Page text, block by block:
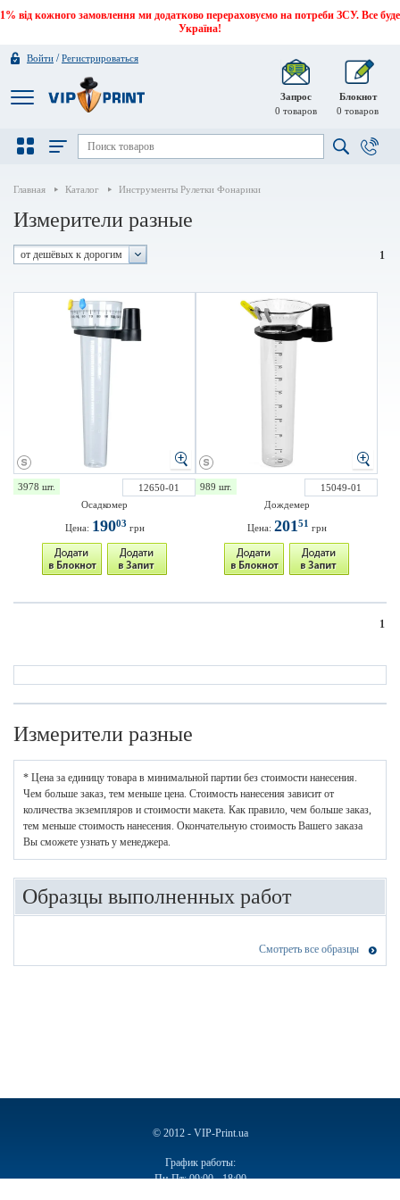
1% від кожного замовлення ми додатково перераховуємо на потреби ЗСУ. Все буде
Україна!
Войти /Регистрироваться
Запрос
0 товаров
Блокнот
0 товаров
Главная Каталог Инструменты Рулетки Фонарики
Измерители разные
от дешёвых к дорогим 1
3978 шт.
12650-01
Осадкомер
Цена: 19003 грн
989 шт.
15049-01
Дождемер
Цена: 20151 грн
1
Измерители разные
* Цена за единицу товара в минимальной партии без стоимости нанесения.
Чем больше заказ, тем меньше цена. Стоимость нанесения зависит от
количества экземпляров и стоимости макета. Как правило, чем больше заказ,
тем меньше стоимость нанесения. Окончательную стоимость Вашего заказа
Вы сможете узнать у менеджера.
Образцы выполненных работ
Смотреть все образцы
© 2012 - VIP-Print.ua
График работы:
Пн-Пт: 09:00 - 18:00